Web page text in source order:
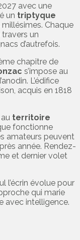
avec une
un triptyque
Chaque
un
d’autrefois.
chapitre de
s’impose au
L’édifice
acquis en 1818
territoire
fonctionne
amateurs peuvent
année. Rendez-
et dernier volet
l’écrin évolue pour
qui marie
avec intelligence.